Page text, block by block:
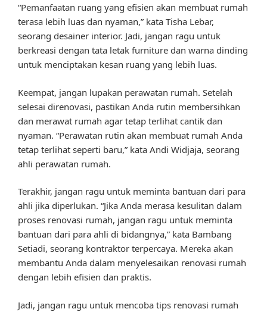
“Pemanfaatan ruang yang efisien akan membuat rumah
terasa lebih luas dan nyaman,” kata Tisha Lebar,
seorang desainer interior. Jadi, jangan ragu untuk
berkreasi dengan tata letak furniture dan warna dinding
untuk menciptakan kesan ruang yang lebih luas.
Keempat, jangan lupakan perawatan rumah. Setelah
selesai direnovasi, pastikan Anda rutin membersihkan
dan merawat rumah agar tetap terlihat cantik dan
nyaman. “Perawatan rutin akan membuat rumah Anda
tetap terlihat seperti baru,” kata Andi Widjaja, seorang
ahli perawatan rumah.
Terakhir, jangan ragu untuk meminta bantuan dari para
ahli jika diperlukan. “Jika Anda merasa kesulitan dalam
proses renovasi rumah, jangan ragu untuk meminta
bantuan dari para ahli di bidangnya,” kata Bambang
Setiadi, seorang kontraktor terpercaya. Mereka akan
membantu Anda dalam menyelesaikan renovasi rumah
dengan lebih efisien dan praktis.
Jadi, jangan ragu untuk mencoba tips renovasi rumah